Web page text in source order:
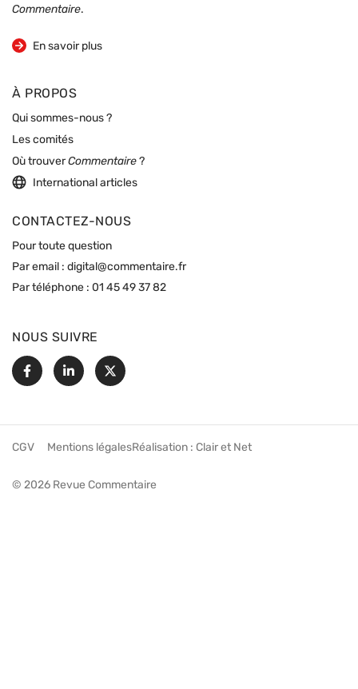
Commentaire.
En savoir plus
sur la revue
À PROPOS
Qui sommes-nous ?
Les comités
Où trouverCommentaire ?
International articles
CONTACTEZ-NOUS
Pour toute question
Par email : digital@commentaire.fr
Par téléphone : 01 45 49 37 82
NOUS SUIVRE
FacebookLinkedin
X
© 2026 Revue Commentaire
CGV Mentions légalesRéalisation : Clair et Net